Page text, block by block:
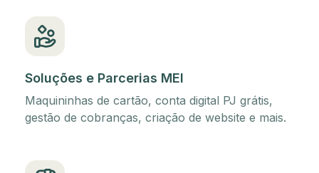
Soluções e Parcerias MEI
Maquininhas de cartão, conta digital PJ grátis,
gestão de cobranças, criação de website e mais.